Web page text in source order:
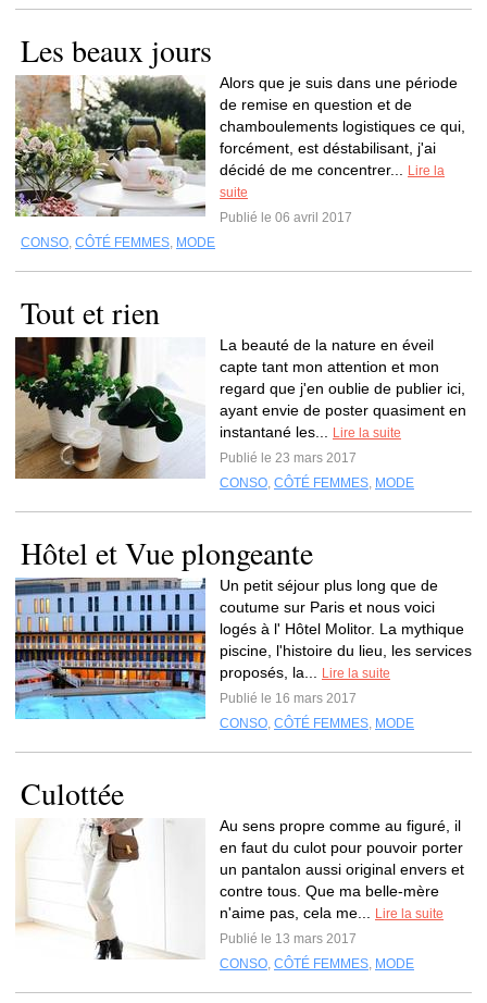
Les beaux jours
Alors que je suis dans une période
de remise en question et de
chamboulements logistiques ce qui,
forcément, est déstabilisant, j'ai
décidé de me concentrer...
Lire la
suite
Publié le 06 avril 2017
CONSO, CÔTÉ FEMMES, MODE
Tout et rien
La beauté de la nature en éveil
capte tant mon attention et mon
regard que j'en oublie de publier ici,
ayant envie de poster quasiment en
instantané les...
Lire la suite
Publié le 23 mars 2017
CONSO, CÔTÉ FEMMES, MODE
Hôtel et Vue plongeante
Un petit séjour plus long que de
coutume sur Paris et nous voici
logés à l' Hôtel Molitor. La mythique
piscine, l'histoire du lieu, les services
proposés, la...
Lire la suite
Publié le 16 mars 2017
CONSO, CÔTÉ FEMMES, MODE
Culottée
Au sens propre comme au figuré, il
en faut du culot pour pouvoir porter
un pantalon aussi original envers et
contre tous. Que ma belle-mère
n'aime pas, cela me...
Lire la suite
Publié le 13 mars 2017
CONSO, CÔTÉ FEMMES, MODE